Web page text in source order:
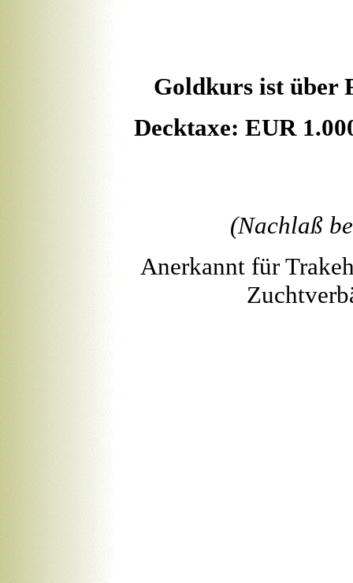
Goldkurs ist über
Decktaxe: EUR
(Nachlaß
Anerkannt für